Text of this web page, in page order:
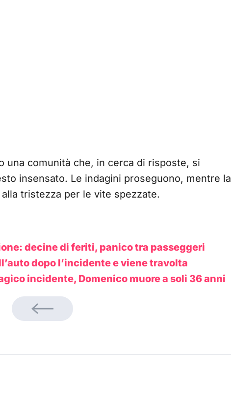
una comunità che, in cerca di risposte, si
insensato. Le indagini proseguono, mentre la
tristezza per le vite spezzate.
decine di feriti, panico tra passeggeri
dopo l’incidente e viene travolta
incidente, Domenico muore a soli 36 anni